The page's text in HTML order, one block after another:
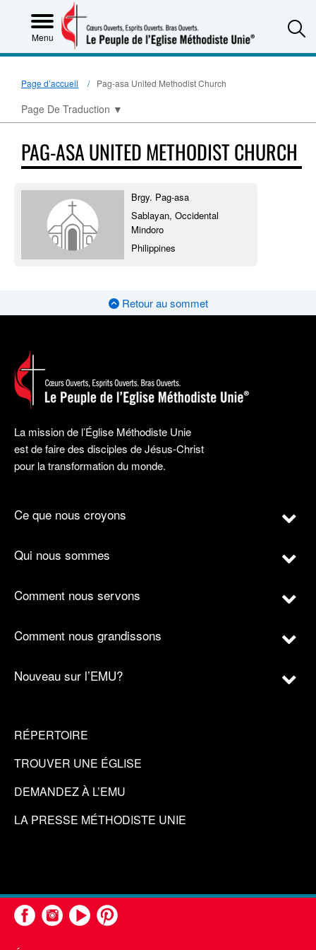
Menu
Page d’accueil Pag-asa United Methodist Church
Page De Traduction ▼
PAG-ASA UNITED METHODIST CHURCH
Brgy. Pag-asa
Sablayan, Occidental
Mindoro
Philippines
Retour au sommet
La mission de l’Église Méthodiste Unie
est de faire des disciples de Jésus-Christ
pour la transformation du monde.
Ce que nous croyons
Qui nous sommes
Comment nous servons
Comment nous grandissons
Nouveau sur l’EMU?
RÉPERTOIRE
TROUVER UNE ÉGLISE
DEMANDEZ À L’EMU
LA PRESSE MÉTHODISTE UNIE